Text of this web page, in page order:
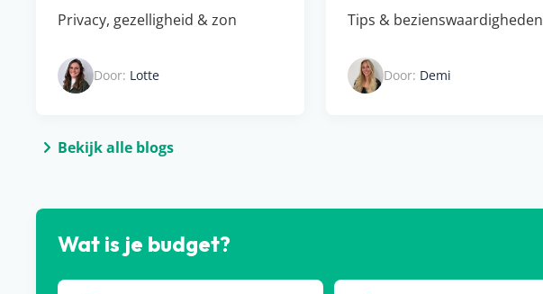
Privacy, gezelligheid & zon
Door: Lotte
Tips & bezienswaardigheden
Door: Demi
Bekijk alle blogs
Wat is je budget?